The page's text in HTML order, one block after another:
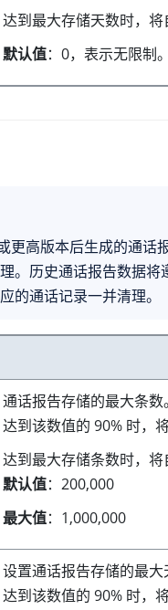
达到最大存储天数时，
默认值：0，表示无限制
更高版本后生成的通话
。历史通话报告数据将
的通话记录一并清理。
通话报告存储的最大条数
达到该数值的 90% 时，
达到最大存储条数时，
默认值：200,000
最大值： 1,000,000
设置通话报告存储的最大
达到该数值的 90% 时，